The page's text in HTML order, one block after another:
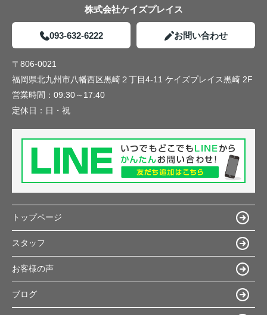
株式会社ケイズプレイス
093-632-6222 お問い合わせ
〒806-0021
福岡県北九州市八幡西区黒崎２丁目4-11 ケイズプレイス黒崎 2F
営業時間： 09:30～17:40
定休日： 日・祝
トップページ
スタッフ
お客様の声
ブログ